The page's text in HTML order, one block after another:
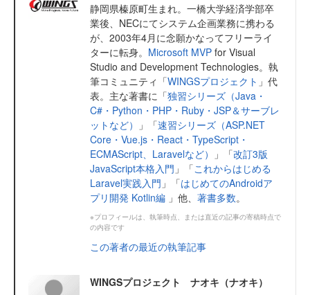
静岡県榛原町生まれ。一橋大学経済学部卒
業後、NECにてシステム企画業務に携わる
が、2003年4月に念願かなってフリーライ
ターに転身。 Microsoft MVP for Visual
Studio and Development Technologies。執
筆コミュニティ「WINGSプロジェクト 」代
表。主な著書に「独習シリーズ（Java・
C#・Python・PHP・Ruby・JSP＆サーブレ
ットなど）
」「速習シリーズ（ASP.NET
Core・Vue.js・React・TypeScript・
ECMAScript、Laravelなど）
」「改訂3版
JavaScript本格入門 」「これからはじめる
Laravel実践入門 」「はじめてのAndroidア
プリ開発 Kotlin編 」他、 著書多数。
※プロフィールは、執筆時点、または直近の記事の寄稿時点で
の内容です
この著者の最近の執筆記事
WINGSプロジェクト ナオキ（ナオキ）